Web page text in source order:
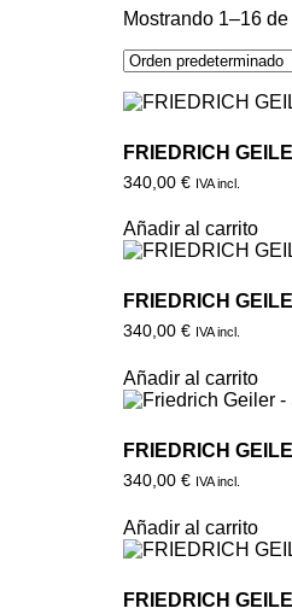
Mostrando 1–16
FRIEDRICH
340,00 € IVA incl.
Añadir al carrito
FRIEDRICH
340,00 € IVA incl.
Añadir al carrito
FRIEDRICH
340,00 € IVA incl.
Añadir al carrito
FRIEDRICH